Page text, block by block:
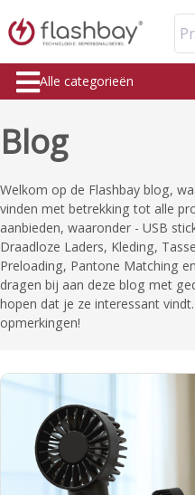
Alle categorieën
Blog
Welkom op de Flashbay blog,
vinden met betrekking tot alle
aanbieden, waaronder - USB
Draadloze Laders, Kleding,
Preloading, Pantone Matching
dragen bij aan deze blog met
hopen dat je ze interessant
opmerkingen!